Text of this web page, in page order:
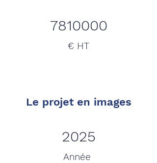
7810000
€ HT
2025
Année
Le projet en images